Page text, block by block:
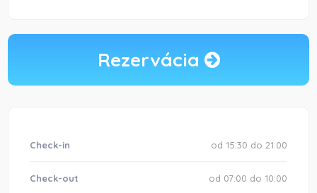
Rezervácia
Check-in od 15:30 do 21:00
Check-out od 07:00 do 10:00